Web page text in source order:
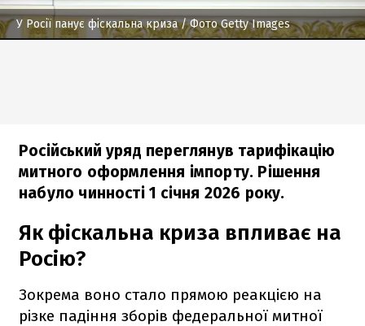
У Росії панує фіскальна криза/ Фото Getty Images
Російський уряд переглянув тарифікацію
митного оформлення імпорту. Рішення
набуло чинності 1 січня 2026 року.
Як фіскальна криза впливає на
Росію?
Зокрема воно стало прямою реакцією на
різке падіння зборів федеральної митної